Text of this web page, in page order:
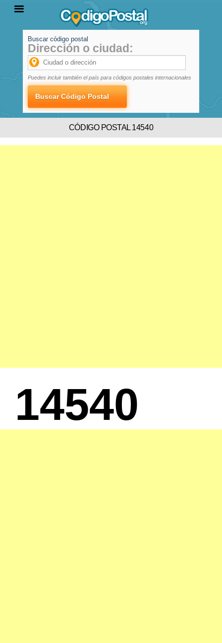
PROVINCIAS
LOCALIDADES
Buscar código postal
Dirección o ciudad:
Puedes incluir también el país para códigos postales internacionales
CÓDIGO POSTAL 14540
14540